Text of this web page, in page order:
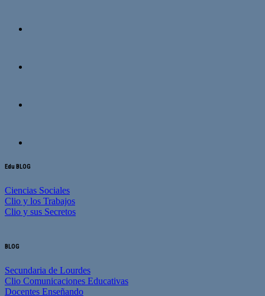
Edu BLOG
Ciencias Sociales
Clio y los Trabajos
Clio y sus Secretos
BLOG
Secundaria de Lourdes
Clio Comunicaciones Educativas
Docentes Enseñando